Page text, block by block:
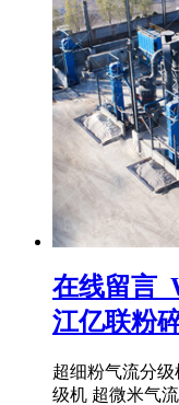
在线留言
江亿联粉
超细粉气流分
级机 超微米气